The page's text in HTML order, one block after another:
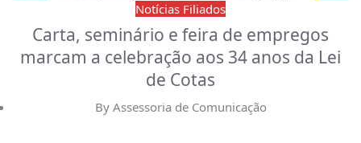
Notícias Filiados
Carta, seminário e feira de empregos
marcam a celebração aos 34 anos da Lei
de Cotas
By Assessoria de Comunicação